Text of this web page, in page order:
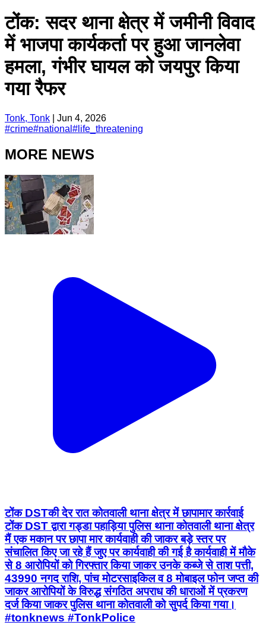
टोंक: सदर थाना क्षेत्र में जमीनी विवाद
में भाजपा कार्यकर्ता पर हुआ जानलेवा
हमला, गंभीर घायल को जयपुर किया
गया रैफर
Tonk, Tonk
Jun 4, 2026
#crime#national # life_threatening
MORE NEWS
टोंक DSTकी देर रात कोतवाली थाना क्षेत्र में छापामार कार्रवाई
टोंक DST द्वारा गड्डा पहाड़िया पुलिस थाना कोतवाली थाना क्षेत्र
मैं एक मकान पर छापा मार कार्यवाही की जाकर बड़े स्तर पर
संचालित किए जा रहे हैं जुए पर कार्यवाही की गई है कार्यवाही में मौके
से 8 आरोपियों को गिरफ्तार किया जाकर उनके कब्जे से ताश पत्ती,
43990 नगद राशि, पांच मोटरसाइकिल व 8 मोबाइल फोन जप्त की
जाकर आरोपियों के विरुद्ध संगठित अपराध की धाराओं में प्रकरण
दर्ज किया जाकर पुलिस थाना कोतवाली को सुपर्द किया गया।
#tonknews #TonkPolice